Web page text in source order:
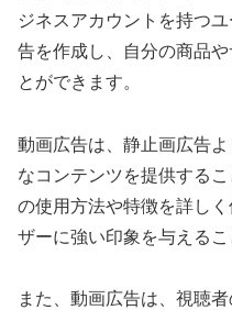
ジネスアカウントを持つ
告を作成し、自分の商品
とができます。
動画広告は、静止画広告
なコンテンツを提供する
の使用方法や特徴を詳し
ザーに強い印象を与えるこ
また、動画広告は、視聴